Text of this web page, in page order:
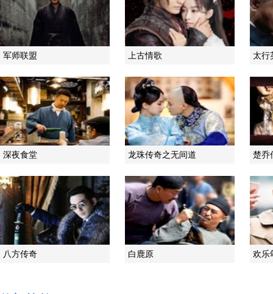
军师联盟 上古情歌 太行
深夜食堂 龙珠传奇之无间道 楚乔
八方传奇 白鹿原 欢乐